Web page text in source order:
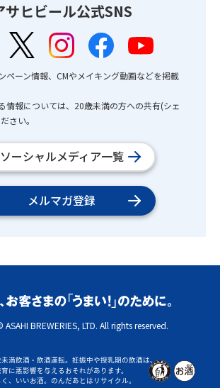
サヒビール公式SNS
ペーン情報、CMやメイキング動画などを掲載
情報については、20歳未満の方への共有(シェ
さい。
ソーシャルメディア一覧
メルマガ登録
BREWERIES, LTD. All rights reserved.